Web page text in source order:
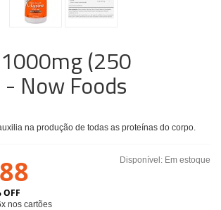
(250
Now Foods
na produção de todas as proteínas do corpo.
Disponível: Em estoque
OFF
nos cartões